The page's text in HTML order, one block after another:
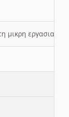
μικρη εργασια